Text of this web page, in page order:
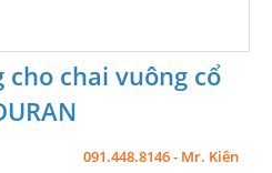
chai vuông cổ
091.448.8146 - Mr. Kiên